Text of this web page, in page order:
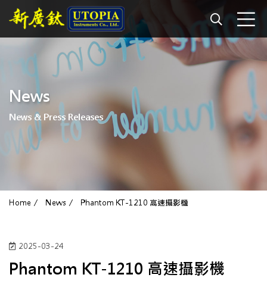
News
News & Press Releases
Home News Phantom KT-1210 高速攝影機
2025-03-24
Phantom KT-1210 高速攝影機